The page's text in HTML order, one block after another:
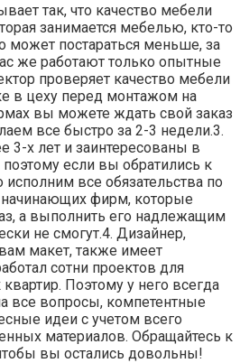
так, что качество мебели
занимается мебелью, кто-то
может постараться меньше, за
же работают только опытные
проверяет качество мебели
в цеху перед монтажом на
вы можете ждать свой заказ
все быстро за 2-3 недели.3.
3-х лет и заинтересованы в
если вы обратились к
все обязательства по
начинающих фирм, которые
а выполнить его надлежащим
не смогут.4. Дизайнер,
макет, также имеет
сотни проектов для
Поэтому у него всегда
все вопросы, компетентные
идеи с учетом всего
материалов. Обращайтесь к
вы остались довольны!